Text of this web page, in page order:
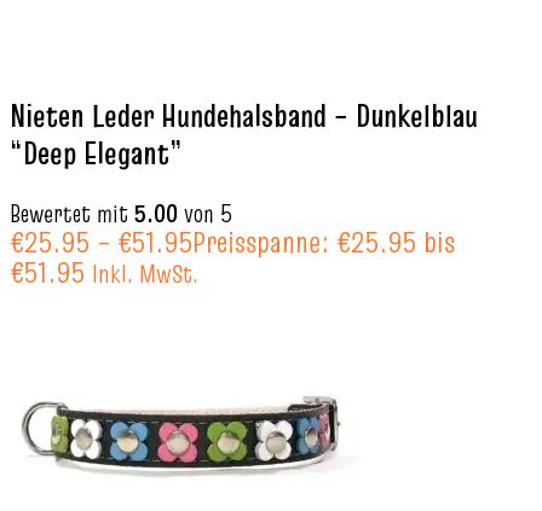
Nieten Leder Hundehalsband – Dunkelblau
“Deep Elegant”
Bewertet mit5.00von 5
€25.95 – €51.95Preisspanne: €25.95 bis
€51.95 Inkl. MwSt.